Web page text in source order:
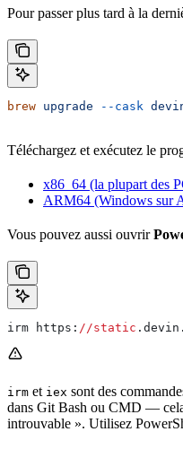
Pour passer plus tard à la
brew upgrade --cask
Téléchargez et exécutez le
x86_64 (la plupart des
ARM64 (Windows sur
Vous pouvez aussi ouvrir
irm https: //static
irm et iex sont des
dans Git Bash ou CMD —
introuvable ». Utilisez